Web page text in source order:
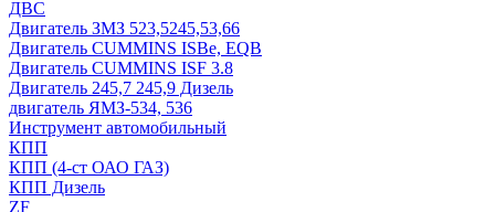
ДВС
Двигатель ЗМЗ 523,5245,53,66
Двигатель CUMMINS ISBe, EQB
Двигатель CUMMINS ISF 3.8
Двигатель 245,7 245,9 Дизель
двигатель ЯМЗ-534, 536
Инструмент автомобильный
КПП
КПП (4-ст ОАО ГАЗ)
КПП Дизель
ZF